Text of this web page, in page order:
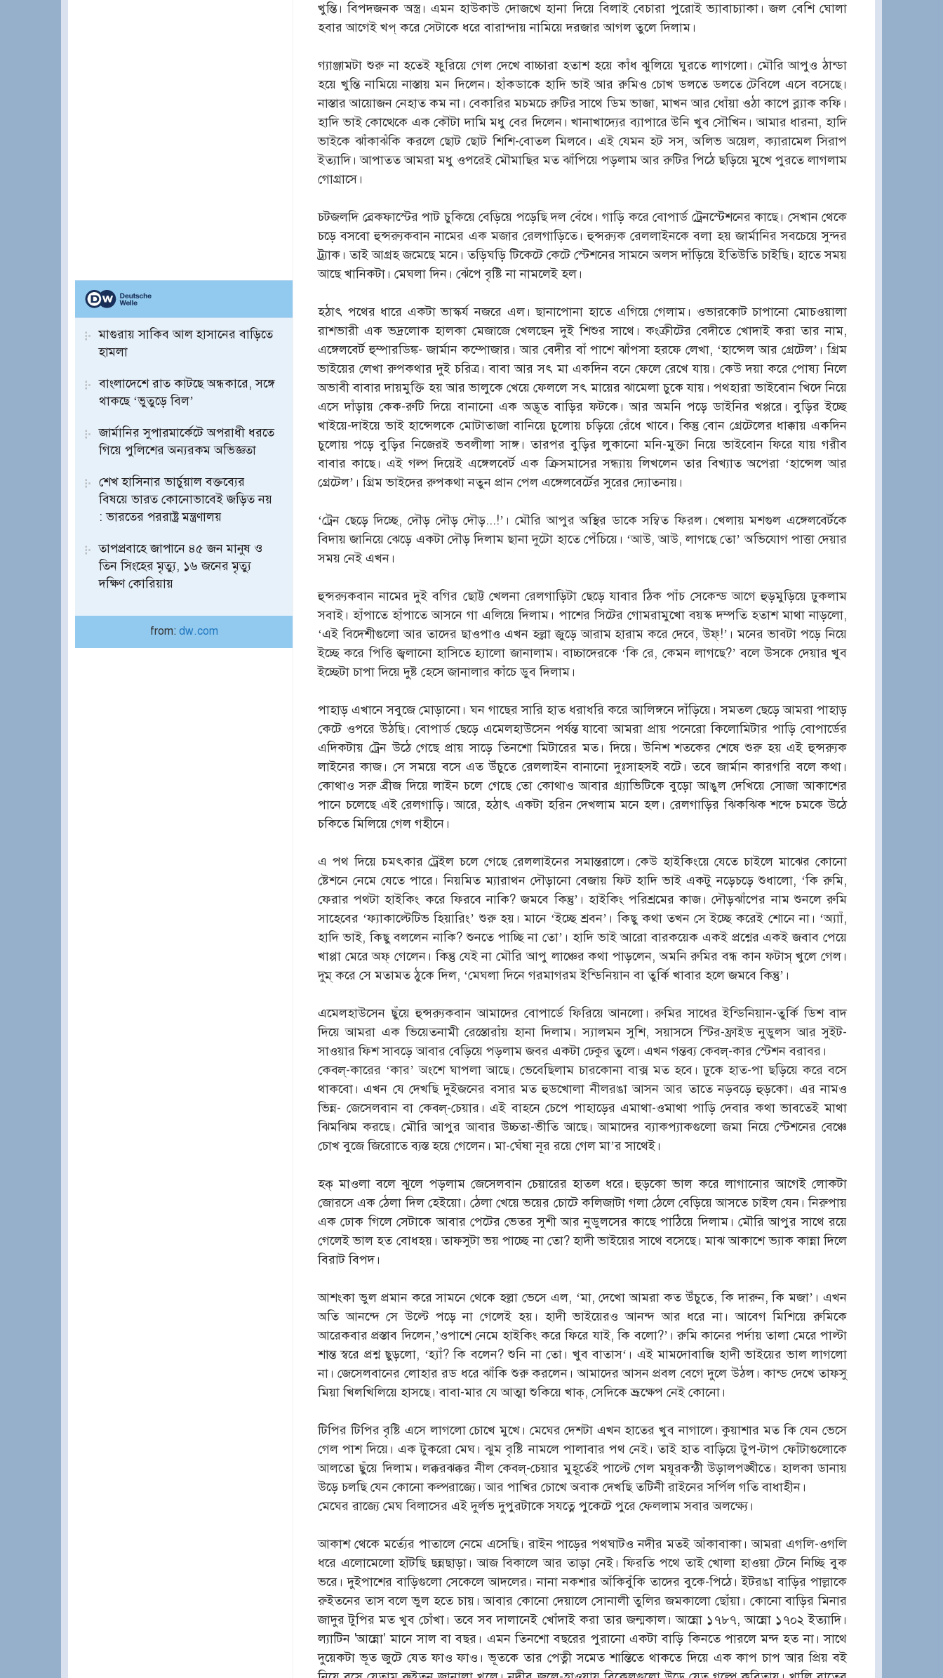
মাগুরায় সাকিব আল হাসানের বাড়িতে
হামলা
বাংলাদেশে রাত কাটছে অন্ধকারে, সঙ্গে
থাকছে ‘ভুতুড়ে বিল’
জার্মানির সুপারমার্কেটে অপরাধী ধরতে
গিয়ে পুলিশের অন্যরকম অভিজ্ঞতা
শেখ হাসিনার ভার্চুয়াল বক্তব্যের
বিষয়ে ভারত কোনোভাবেই জড়িত নয়
: ভারতের পররাষ্ট্র মন্ত্রণালয়
তাপপ্রবাহে জাপানে ৪৫ জন মানুষ ও
তিন সিংহের মৃত্যু, ১৬ জনের মৃত্যু
দক্ষিণ কোরিয়ায়
from: dw.com
খুন্তি। বিপদজনক অস্ত্র। এমন হাউকাউ দোজখে হানা দিয়ে বিলাই বেচারা পুরোই ভ্যাবাচ্যাকা। জল বেশি ঘোলা
হবার আগেই খপ্ করে সেটাকে ধরে বারান্দায় নামিয়ে দরজার আগল তুলে দিলাম।
গ্যাঞ্জামটা শুরু না হতেই ফুরিয়ে গেল দেখে বাচ্চারা হতাশ হয়ে কাঁধ ঝুলিয়ে ঘুরতে লাগলো। মৌরি আপুও ঠান্ডা
হয়ে খুন্তি নামিয়ে নাস্তায় মন দিলেন। হাঁকডাকে হাদি ভাই আর রুমিও চোখ ডলতে ডলতে টেবিলে এসে বসেছে।
নাস্তার আয়োজন নেহাত কম না। বেকারির মচমচে রুটির সাথে ডিম ভাজা, মাখন আর ধোঁয়া ওঠা কাপে ব্ল্যাক কফি।
হাদি ভাই কোত্থেকে এক কৌটা দামি মধু বের দিলেন। খানাখাদ্যের ব্যাপারে উনি খুব সৌখিন। আমার ধারনা, হাদি
ভাইকে ঝাঁকাঝঁকি করলে ছোট ছোট শিশি-বোতল মিলবে। এই যেমন হট সস, অলিভ অয়েল, ক্যারামেল সিরাপ
ইত্যাদি। আপাতত আমরা মধু ওপরেই মৌমাছির মত ঝাঁপিয়ে পড়লাম আর রুটির পিঠে ছড়িয়ে মুখে পুরতে লাগলাম
গোগ্রাসে।
চটজলদি ব্রেকফাস্টের পাট চুকিয়ে বেড়িয়ে পড়েছি দল বেঁধে। গাড়ি করে বোপার্ড ট্রেনস্টেশনের কাছে। সেখান থেকে
চড়ে বসবো হুন্সর‍্যুকবান নামের এক মজার রেলগাড়িতে। হুন্সর‍্যুক রেললাইনকে বলা হয় জার্মানির সবচেয়ে সুন্দর
ট্র্যাক। তাই আগ্রহ জমেছে মনে। তড়িঘড়ি টিকেটে কেটে স্টেশনের সামনে অলস দাঁড়িয়ে ইতিউতি চাইছি। হাতে সময়
আছে খানিকটা। মেঘলা দিন। ঝেঁপে বৃষ্টি না নামলেই হল।
হঠাৎ পথের ধারে একটা ভাস্কর্য নজরে এল। ছানাপোনা হাতে এগিয়ে গেলাম। ওভারকোট চাপানো মোচওয়ালা
রাশভারী এক ভদ্রলোক হালকা মেজাজে খেলছেন দুই শিশুর সাথে। কংক্রীটের বেদীতে খোদাই করা তার নাম,
এঙ্গেলবের্ট হুম্পারডিঙ্ক- জার্মান কম্পোজার। আর বেদীর বাঁ পাশে ঝাঁপসা হরফে লেখা, ‘হান্সেল আর গ্রেটেল’। গ্রিম
ভাইয়ের লেখা রুপকথার দুই চরিত্র। বাবা আর সৎ মা একদিন বনে ফেলে রেখে যায়। কেউ দয়া করে পোষ্য নিলে
অভাবী বাবার দায়মুক্তি হয় আর ভালুকে খেয়ে ফেললে সৎ মায়ের ঝামেলা চুকে যায়। পথহারা ভাইবোন খিদে নিয়ে
এসে দাঁড়ায় কেক-রুটি দিয়ে বানানো এক অদ্ভূত বাড়ির ফটকে। আর অমনি পড়ে ডাইনির খপ্পরে। বুড়ির ইচ্ছে
খাইয়ে-দাইয়ে ভাই হান্সেলকে মোটাতাজা বানিয়ে চুলোয় চড়িয়ে রেঁধে খাবে। কিন্তু বোন গ্রেটেলের ধাক্কায় একদিন
চুলোয় পড়ে বুড়ির নিজেরই ভবলীলা সাঙ্গ। তারপর বুড়ির লুকানো মনি-মুক্তা নিয়ে ভাইবোন ফিরে যায় গরীব
বাবার কাছে। এই গল্প দিয়েই এঙ্গেলবের্ট এক ক্রিসমাসের সন্ধ্যায় লিখলেন তার বিখ্যাত অপেরা ‘হান্সেল আর
গ্রেটেল’। গ্রিম ভাইদের রুপকথা নতুন প্রান পেল এঙ্গেলবের্টের সুরের দ্যোতনায়।
‘ট্রেন ছেড়ে দিচ্ছে, দৌড় দৌড় দৌড়...!’। মৌরি আপুর অস্থির ডাকে সম্বিত ফিরল। খেলায় মশগুল এঙ্গেলবের্টকে
বিদায় জানিয়ে ঝেড়ে একটা দৌড় দিলাম ছানা দুটো হাতে পেঁচিয়ে। ‘আউ, আউ, লাগছে তো’ অভিযোগ পাত্তা দেয়ার
সময় নেই এখন।
হুন্সর‍্যুকবান নামের দুই বগির ছোট্ট খেলনা রেলগাড়িটা ছেড়ে যাবার ঠিক পাঁচ সেকেন্ড আগে হুড়মুড়িয়ে ঢুকলাম
সবাই। হাঁপাতে হাঁপাতে আসনে গা এলিয়ে দিলাম। পাশের সিটের গোমরামুখো বয়স্ক দম্পতি হতাশ মাথা নাড়লো,
‘এই বিদেশীগুলো আর তাদের ছাওপাও এখন হল্লা জুড়ে আরাম হারাম করে দেবে, উফ্!’। মনের ভাবটা পড়ে নিয়ে
ইচ্ছে করে পিত্তি জ্বলানো হাসিতে হ্যালো জানালাম। বাচ্চাদেরকে ‘কি রে, কেমন লাগছে?’ বলে উসকে দেয়ার খুব
ইচ্ছেটা চাপা দিয়ে দুষ্ট হেসে জানালার কাঁচে ডুব দিলাম।
পাহাড় এখানে সবুজে মোড়ানো। ঘন গাছের সারি হাত ধরাধরি করে আলিঙ্গনে দাঁড়িয়ে। সমতল ছেড়ে আমরা পাহাড়
কেটে ওপরে উঠছি। বোপার্ড ছেড়ে এমেলহাউসেন পর্যন্ত যাবো আমরা প্রায় পনেরো কিলোমিটার পাড়ি বোপার্ডের
এদিকটায় ট্রেন উঠে গেছে প্রায় সাড়ে তিনশো মিটারের মত। দিয়ে। উনিশ শতকের শেষে শুরু হয় এই হুন্সর‍্যুক
লাইনের কাজ। সে সময়ে বসে এত উঁচুতে রেললাইন বানানো দুঃসাহসই বটে। তবে জার্মান কারগরি বলে কথা।
কোথাও সরু ব্রীজ দিয়ে লাইন চলে গেছে তো কোথাও আবার গ্র্যাভিটিকে বুড়ো আঙুল দেখিয়ে সোজা আকাশের
পানে চলেছে এই রেলগাড়ি। আরে, হঠাৎ একটা হরিন দেখলাম মনে হল। রেলগাড়ির ঝিকঝিক শব্দে চমকে উঠে
চকিতে মিলিয়ে গেল গহীনে।
এ পথ দিয়ে চমৎকার ট্রেইল চলে গেছে রেললাইনের সমান্তরালে। কেউ হাইকিংয়ে যেতে চাইলে মাঝের কোনো
ষ্টেশনে নেমে যেতে পারে। নিয়মিত ম্যারাথন দৌড়ানো বেজায় ফিট হাদি ভাই একটু নড়েচড়ে শুধালো, ‘কি রুমি,
ফেরার পথটা হাইকিং করে ফিরবে নাকি? জমবে কিন্তু’। হাইকিং পরিশ্রমের কাজ। দৌড়ঝাঁপের নাম শুনলে রুমি
সাহেবের ‘ফ্যাকাল্টেটিভ হিয়ারিং’ শুরু হয়। মানে ‘ইচ্ছে শ্রবন’। কিছু কথা তখন সে ইচ্ছে করেই শোনে না। ‘অ্যাাঁ,
হাদি ভাই, কিছু বললেন নাকি? শুনতে পাচ্ছি না তো’। হাদি ভাই আরো বারকয়েক একই প্রশ্নের একই জবাব পেয়ে
খাপ্পা মেরে অফ্ গেলেন। কিন্তু যেই না মৌরি আপু লাঞ্চের কথা পাড়লেন, অমনি রুমির বন্ধ কান ফটাস্ খুলে গেল।
দুম্ করে সে মতামত ঠুকে দিল, ‘মেঘলা দিনে গরমাগরম ইন্ডিনিয়ান বা তুর্কি খাবার হলে জমবে কিন্তু’।
এমেলহাউসেন ছুঁয়ে হুন্সর‍্যুকবান আমাদের বোপার্ডে ফিরিয়ে আনলো। রুমির সাধের ইন্ডিনিয়ান-তুর্কি ডিশ বাদ
দিয়ে আমরা এক ভিয়েতনামী রেস্তোরাঁয় হানা দিলাম। স্যালমন সুশি, সয়াসসে স্টির-ফ্রাইড নুডুলস আর সুইট-
সাওয়ার ফিশ সাবড়ে আবার বেড়িয়ে পড়লাম জবর একটা ঢেকুর তুলে। এখন গন্তব্য কেবল্-কার স্টেশন বরাবর।
কেবল্-কারের ‘কার’ অংশে ঘাপলা আছে। ভেবেছিলাম চারকোনা বাক্স মত হবে। ঢুকে হাত-পা ছড়িয়ে করে বসে
থাকবো। এখন যে দেখছি দুইজনের বসার মত হুডখোলা নীলরঙা আসন আর তাতে নড়বড়ে হুড়কো। এর নামও
ভিন্ন- জেসেলবান বা কেবল্-চেয়ার। এই বাহনে চেপে পাহাড়ের এমাথা-ওমাথা পাড়ি দেবার কথা ভাবতেই মাথা
ঝিমঝিম করছে। মৌরি আপুর আবার উচ্চতা-ভীতি আছে। আমাদের ব্যাকপ্যাকগুলো জমা নিয়ে স্টেশনের বেঞ্চে
চোখ বুজে জিরোতে ব্যস্ত হয়ে গেলেন। মা-ঘেঁষা নূর রয়ে গেল মা’র সাথেই।
হক্ মাওলা বলে ঝুলে পড়লাম জেসেলবান চেয়ারের হাতল ধরে। হুড়কো ভাল করে লাগানোর আগেই লোকটা
জোরসে এক ঠেলা দিল হেইয়ো। ঠেলা খেয়ে ভয়ের চোটে কলিজাটা গলা ঠেলে বেড়িয়ে আসতে চাইল যেন। নিরুপায়
এক ঢোক গিলে সেটাকে আবার পেটের ভেতর সুশী আর নুডুলসের কাছে পাঠিয়ে দিলাম। মৌরি আপুর সাথে রয়ে
গেলেই ভাল হত বোধহয়। তাফসুটা ভয় পাচ্ছে না তো? হাদী ভাইয়ের সাথে বসেছে। মাঝ আকাশে ভ্যাক কান্না দিলে
বিরাট বিপদ।
আশংকা ভুল প্রমান করে সামনে থেকে হল্লা ভেসে এল, ‘মা, দেখো আমরা কত উঁচুতে, কি দারুন, কি মজা’। এখন
অতি আনন্দে সে উল্টে পড়ে না গেলেই হয়। হাদী ভাইয়েরও আনন্দ আর ধরে না। আবেগ মিশিয়ে রুমিকে
আরেকবার প্রস্তাব দিলেন,’ওপাশে নেমে হাইকিং করে ফিরে যাই, কি বলো?’। রুমি কানের পর্দায় তালা মেরে পাল্টা
শান্ত স্বরে প্রশ্ন ছুড়লো, ‘হ্যাঁ? কি বলেন? শুনি না তো। খুব বাতাস‘। এই মামদোবাজি হাদী ভাইয়ের ভাল লাগলো
না। জেসেলবানের লোহার রড ধরে ঝাঁকি শুরু করলেন। আমাদের আসন প্রবল বেগে দুলে উঠল। কান্ড দেখে তাফসু
মিয়া খিলখিলিয়ে হাসছে। বাবা-মার যে আত্মা শুকিয়ে খাক্, সেদিকে ভ্রূক্ষেপ নেই কোনো।
টিপির টিপির বৃষ্টি এসে লাগলো চোখে মুখে। মেঘের দেশটা এখন হাতের খুব নাগালে। কুয়াশার মত কি যেন ভেসে
গেল পাশ দিয়ে। এক টুকরো মেঘ। ঝুম বৃষ্টি নামলে পালাবার পথ নেই। তাই হাত বাড়িয়ে টুপ-টাপ ফোঁটাগুলোকে
আলতো ছুঁয়ে দিলাম। লক্করঝক্কর নীল কেবল্-চেয়ার মুহূর্তেই পাল্টে গেল ময়ূরকন্ঠী উড়ালপঙ্খীতে। হালকা ডানায়
উড়ে চলছি যেন কোনো কল্পরাজ্যে। আর পাখির চোখে অবাক দেখছি তটিনী রাইনের সর্পিল গতি বাধাহীন।
মেঘের রাজ্যে মেঘ বিলাসের এই দুর্লভ দুপুরটাকে সযত্নে পুকেটে পুরে ফেললাম সবার অলক্ষ্যে।
আকাশ থেকে মর্ত্যের পাতালে নেমে এসেছি। রাইন পাড়ের পথঘাটও নদীর মতই আঁকাবাকা। আমরা এগলি-ওগলি
ধরে এলোমেলো হাঁটছি ছন্নছাড়া। আজ বিকালে আর তাড়া নেই। ফিরতি পথে তাই খোলা হাওয়া টেনে নিচ্ছি বুক
ভরে। দুইপাশের বাড়িগুলো সেকেলে আদলের। নানা নকশার আঁকিবুঁকি তাদের বুকে-পিঠে। ইটরঙা বাড়ির পাল্লাকে
রুইতনের তাস বলে ভুল হতে চায়। আবার কোনো দেয়ালে সোনালী তুলির জমকালো ছোঁয়া। কোনো বাড়ির মিনার
জাদুর টুপির মত খুব চোঁখা। তবে সব দালানেই খোঁদাই করা তার জন্মকাল। আন্নো ১৭৮৭, আন্নো ১৭০২ ইত্যাদি।
ল্যাটিন 'আন্নো' মানে সাল বা বছর। এমন তিনশো বছরের পুরানো একটা বাড়ি কিনতে পারলে মন্দ হত না। সাথে
দুয়েকটা ভূত জুটে যেত ফাও ফাও। ভূতকে তার পেত্নী সমেত শান্তিতে থাকতে দিয়ে এক কাপ চাপ আর প্রিয় বই